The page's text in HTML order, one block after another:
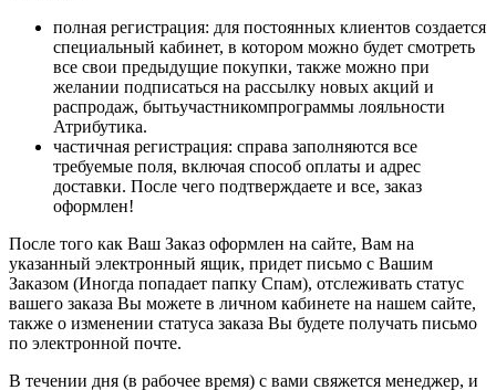
полная регистрация: для постоянных клиентов создается
специальный кабинет, в котором можно будет смотреть
все свои предыдущие покупки, также можно при
желании подписаться на рассылку новых акций и
распродаж, бытьучастникомпрограммы лояльности
Атрибутика.
частичная регистрация: справа заполняются все
требуемые поля, включая способ оплаты и адрес
доставки. После чего подтверждаете и все, заказ
оформлен!
После того как Ваш Заказ оформлен на сайте, Вам на
указанный электронный ящик, придет письмо с Вашим
Заказом (Иногда попадает папку Спам), отслеживать статус
вашего заказа Вы можете в личном кабинете на нашем сайте,
также о изменении статуса заказа Вы будете получать письмо
по электронной почте.
В течении дня (в рабочее время) с вами свяжется менеджер, и